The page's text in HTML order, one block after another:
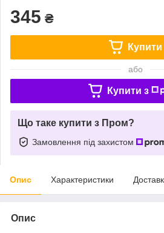
345 ₴
Купити
або
Купити з
Що таке купити з Пром?
Замовлення під захистом
Опис Характеристики
Опис